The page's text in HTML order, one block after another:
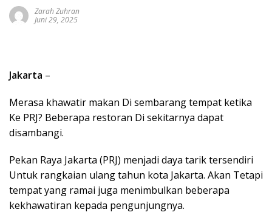
Zarah Zuhran
Juni 29, 2025
Jakarta –
Merasa khawatir makan Di sembarang tempat ketika
Ke PRJ? Beberapa restoran Di sekitarnya dapat
disambangi.
Pekan Raya Jakarta (PRJ) menjadi daya tarik tersendiri
Untuk rangkaian ulang tahun kota Jakarta. Akan Tetapi
tempat yang ramai juga menimbulkan beberapa
kekhawatiran kepada pengunjungnya.